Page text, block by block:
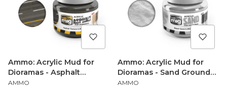
Ammo: Acrylic Mud for
Dioramas - Asphalt
Ground (250 ml)
PRODUCENT
AMMO
Ammo: Acrylic Mud for
Dioramas - Sand Ground
(250 ml)
PRODUCENT
AMMO